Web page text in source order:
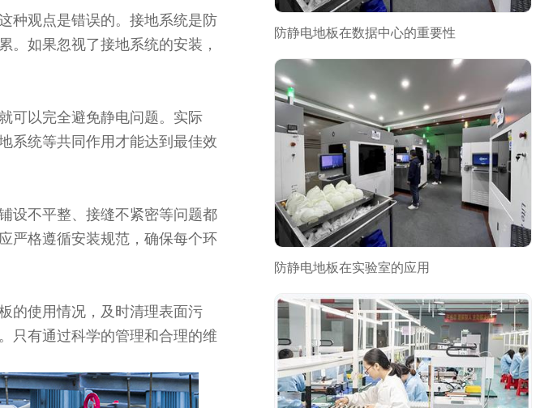
种观点是错误的。接地系统是防
。如果忽视了接地系统的安装，
可以完全避免静电问题。实际
系统等共同作用才能达到最佳效
设不平整、接缝不紧密等问题都
严格遵循安装规范，确保每个环
的使用情况，及时清理表面污
只有通过科学的管理和合理的维
防静电地板在数据中心的重要性
防静电地板在实验室的应用